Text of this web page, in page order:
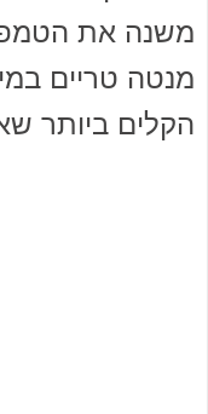
משנה את
מנטה טריים
הקלים ביותר